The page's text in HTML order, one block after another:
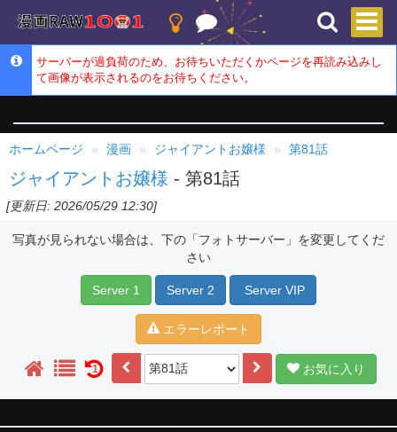
サーバーが過負荷のため、お待ちいただくかページを再読み込みし
て画像が表示されるのをお待ちください。
ホームページ 漫画 ジャイアントお嬢様 第81話
ジャイアントお嬢様 - 第81話
[更新日: 2026/05/29 12:30]
写真が見られない場合は、下の「フォトサーバー」を変更してくだ
さい
Server 1 Server 2 Server VIP
エラーレポート
1 お気に入り